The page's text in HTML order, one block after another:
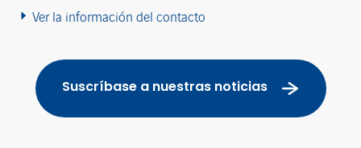
Ver la información del contacto
Suscríbase a nuestras noticias